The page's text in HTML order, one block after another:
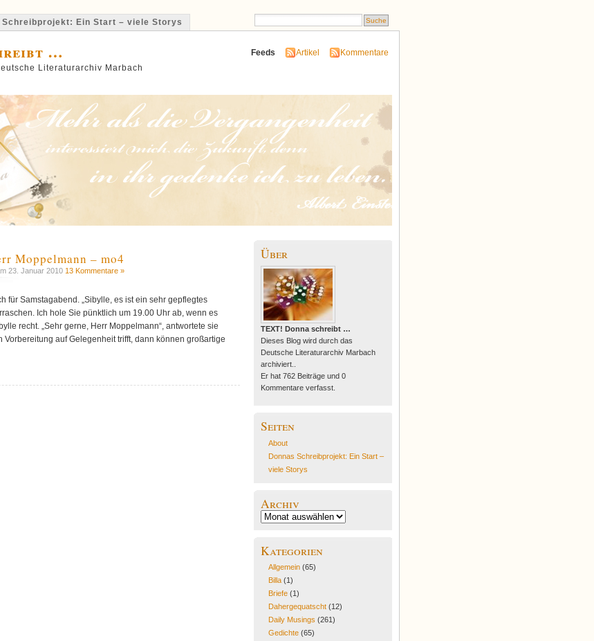
Schreibprojekt: Ein Start – viele Storys
…
Literaturarchiv Marbach
Feeds Artikel Kommentare
Moppelmann – mo4
23. Januar 2010 13 Kommentare »
für Samstagabend. „Sibylle, es ist ein sehr gepflegtes
Ich hole Sie pünktlich um 19.00 Uhr ab, wenn es
recht. „Sehr gerne, Herr Moppelmann“, antwortete sie
Vorbereitung auf Gelegenheit trifft, dann können großartige
Über
TEXT! Donna schreibt …
Dieses Blog wird durch das
Deutsche Literaturarchiv Marbach
archiviert..
Er hat 762 Beiträge und 0
Kommentare verfasst.
Seiten
About
Donnas Schreibprojekt: Ein Start –
viele Storys
Archiv
Archiv
Kategorien
Allgemein(65)
Billa(1)
Briefe(1)
Dahergequatscht(12)
Daily Musings (261)
Gedichte(65)